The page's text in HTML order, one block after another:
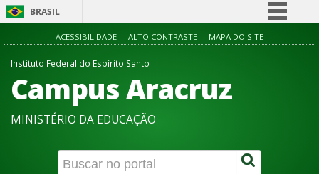
BRASIL
Simplifique!
Acesso à informação
Canais
ACESSIBILIDADE ALTO CONTRASTE MAPA DO SITE
Instituto Federal do Espírito Santo
Campus Aracruz
MINISTÉRIO DA EDUCAÇÃO